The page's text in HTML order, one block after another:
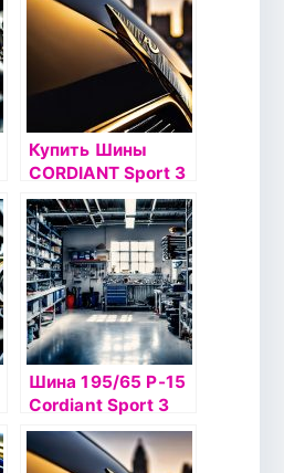
Купить Шины
CORDIANT Sport 3
Шина 195/65 Р-15
Cordiant Sport 3
91V б/к